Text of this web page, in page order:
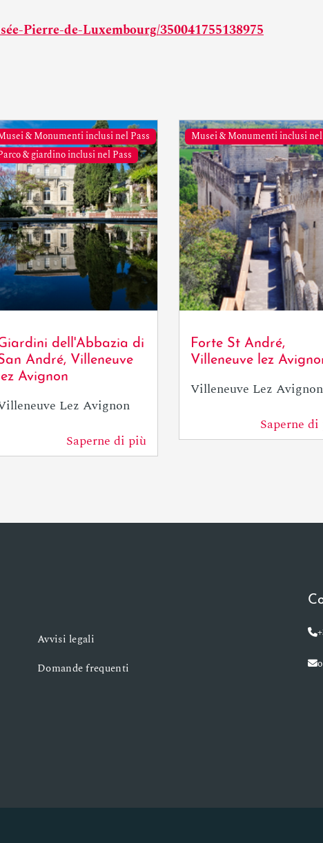
Pierre-de-Luxembourg/350041755138975
& Monumenti inclusi nel Pass
& giardino inclusi nel Pass
dell'Abbazia di
André, Villeneuve
Avignon
Lez Avignon
Saperne di più
Musei & Monumenti inclusi nel
Tourisme
Forte St André,
Villeneuve lez
Villeneuve Lez Avignon
Saperne
Avvisi legali
Domande frequenti